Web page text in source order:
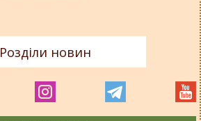
Розділи новин